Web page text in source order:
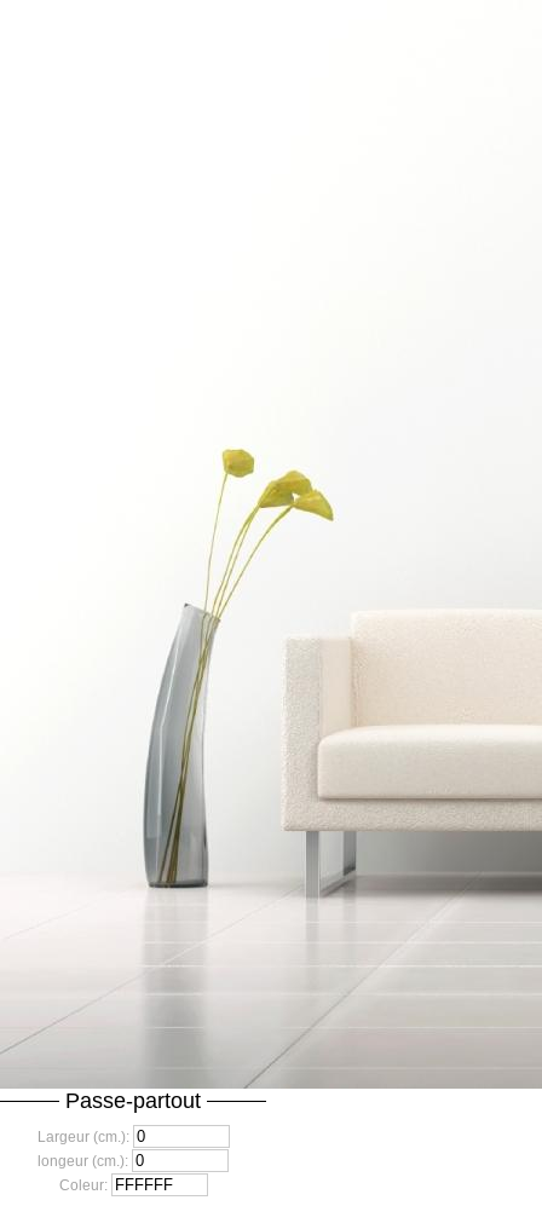
Passe-partout
Largeur (cm.):
longeur (cm.):
Coleur: